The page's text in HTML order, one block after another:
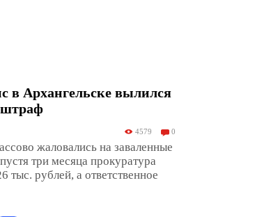
в Архангельске вылился
штраф
4579 0
жаловались на заваленные
три месяца прокуратура
тыс. рублей, а ответственное